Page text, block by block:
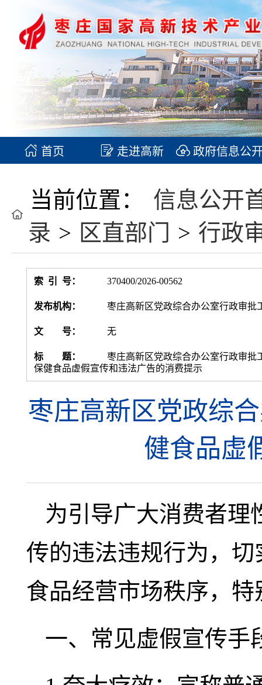
首页 走进高新 政府信息公
当前位置：
信息公开
录 > 区直部门 > 行政
索 引 号： 370400/2026-00562
发布机构： 枣庄高新区党政综合办公室行政审批
文 号： 无
标 题：
枣庄高新区党政综合办公室行政审批
保健食品虚假宣传和违法广告的消费提示
枣庄高新区党政综
健食品虚
为引导广大消费者理
传的违法违规行为，
食品经营市场秩序，
一、常见虚假宣传手